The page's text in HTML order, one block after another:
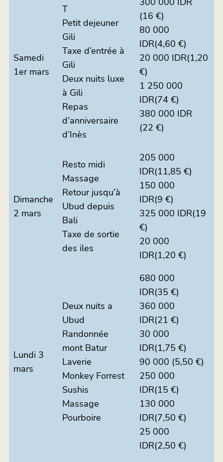
Samedi
1er mars
T
Petit dejeuner
Gili
Taxe d’entrée à
Gili
Deux nuits luxe
à Gili
Repas
d’anniversaire
d’Inès
(16 €)
80 000
IDR(4,60 €)
20 000 IDR(1,20
€)
1 250 000
IDR(74 €)
380 000 IDR
(22 €)
Dimanche
2 mars
Resto midi
Massage
Retour jusqu’à
Ubud depuis
Bali
Taxe de sortie
des iles
205 000
IDR(11,85 €)
150 000
IDR(9 €)
325 000 IDR(19
€)
20 000
IDR(1,20 €)
Lundi 3
mars
Deux nuits a
Ubud
Randonnée
mont Batur
Laverie
Monkey Forrest
Sushis
Massage
Pourboire
680 000
IDR(35 €)
360 000
IDR(21 €)
30 000
IDR(1,75 €)
90 000 (5,50 €)
250 000
IDR(15 €)
130 000
IDR(7,50 €)
25 000
IDR(2,50 €)